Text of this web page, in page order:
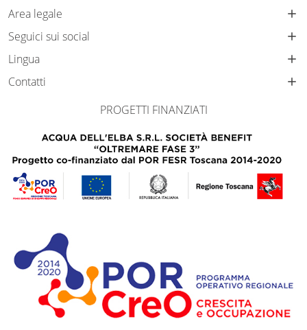
Area legale
Seguici sui social
Lingua
Contatti
PROGETTI FINANZIATI